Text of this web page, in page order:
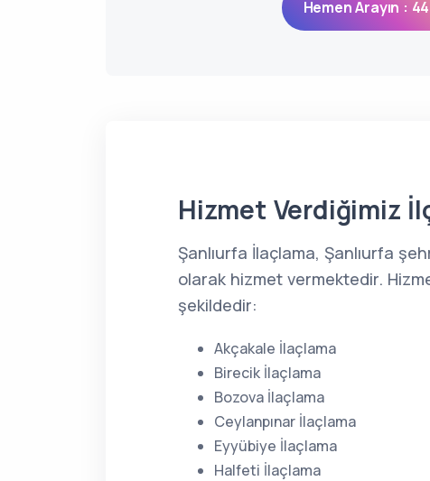
Hemen Arayın :
Hizmet Verdiğimiz
Şanlıurfa İlaçlama, Şanlıurfa
olarak hizmet vermektedir.
şekildedir:
Akçakale İlaçlama
Birecik İlaçlama
Bozova İlaçlama
Ceylanpınar İlaçlama
Eyyübiye İlaçlama
Halfeti İlaçlama